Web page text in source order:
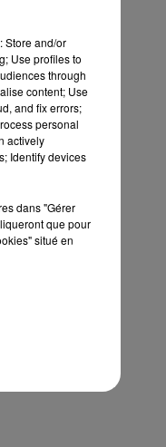
Store and/or
Use profiles to
through
content; Use
and fix errors;
personal
actively
Identify devices
dans "Gérer
que pour
situé en